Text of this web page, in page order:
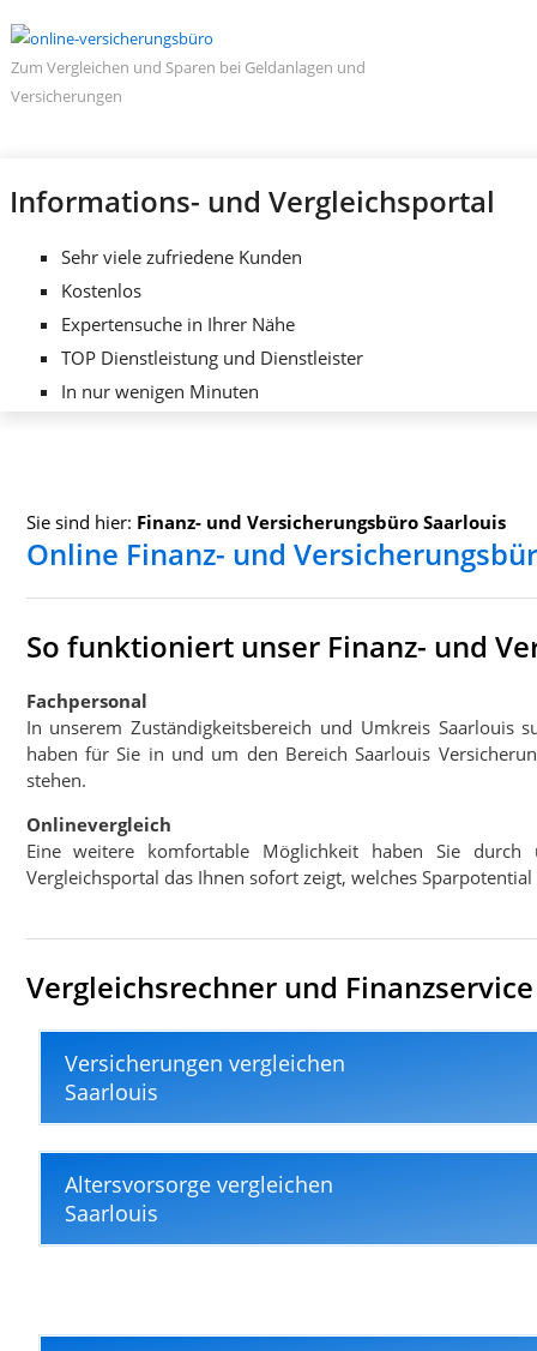
Zum Vergleichen und Sparen bei Geldanlagen und
Versicherungen
Informations- und Vergleichsportal
Sehr viele zufriedene Kunden
Kostenlos
Expertensuche in Ihrer Nähe
TOP Dienstleistung und Dienstleister
In nur wenigen Minuten
Sie sind hier: Finanz- und Versicherungsbüro Saarlouis
Online Finanz- und
So funktioniert unser Finanz- und
Fachpersonal
In unserem Zuständigkeitsbereich und Umkreis Saarlouis
haben für Sie in und um den Bereich Saarlouis
stehen.
Onlinevergleich
Eine weitere komfortable Möglichkeit haben Sie
Vergleichsportal das Ihnen sofort zeigt, welches
Vergleichsrechner und
Versicherungen vergleichen
Saarlouis
Altersvorsorge vergleichen
Saarlouis